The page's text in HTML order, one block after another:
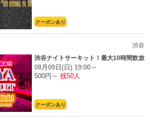
クーポンあり
渋谷
渋谷ナイトサーキット！最大10時間飲放
題
08月09日(日) 19:00～
500円～ 残50人
クーポンあり